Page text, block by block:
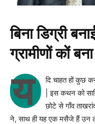
बिना डिग्री
ग्रामीणों कों
य
दि चाहत हों कुछ
| इस कथन को
छोटे से गाँव
ने, साथ ही यह एक मसैजे हैं उन